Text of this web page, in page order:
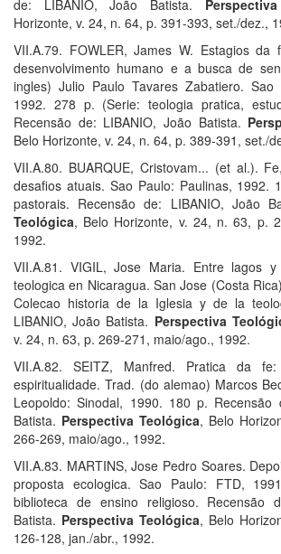
de: LIBANIO, João Batista.
Horizonte, v. 24, n. 64, p. 391-393, set./dez.,
VII.A.79. FOWLER, James W. Estagios da
desenvolvimento humano e a busca de
ingles) Julio Paulo Tavares Zabatiero. Sao
1992. 278 p. (Serie: teologia pratica,
Recensão de: LIBANIO, João Batista.
Belo Horizonte, v. 24, n. 64, p. 389-391, set./
VII.A.80. BUARQUE, Cristovam... (et al.).
desafios atuais. Sao Paulo: Paulinas, 1992.
pastorais. Recensão de: LIBANIO, João
Teológica, Belo Horizonte, v. 24, n. 63, p.
1992.
VII.A.81. VIGIL, Jose Maria. Entre lagos y
teologica en Nicaragua. San Jose (Costa
Colecao historia de la Iglesia y de la
LIBANIO, João Batista. Perspectiva
v. 24, n. 63, p. 269-271, maio/ago., 1992.
VII.A.82. SEITZ, Manfred. Pratica da fe:
espiritualidade. Trad. (do alemao) Marcos
Leopoldo: Sinodal, 1990. 180 p. Recensão
Batista. Perspectiva Teológica, Belo
266-269, maio/ago., 1992.
VII.A.83. MARTINS, Jose Pedro Soares.
proposta ecologica. Sao Paulo: FTD,
biblioteca de ensino religioso. Recensão
Batista. Perspectiva Teológica, Belo
126-128, jan./abr., 1992.